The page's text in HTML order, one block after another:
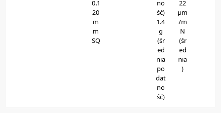
0.1
20
m
m
SQ
no
ść)
1.4
g
(śr
ed
nia
po
dat
no
ść)
22
μm
/m
N
(śr
ed
nia
)